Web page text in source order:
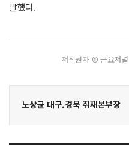
말했다.
저작권자 © 금요저
노상균 대구.경북 취재본부장